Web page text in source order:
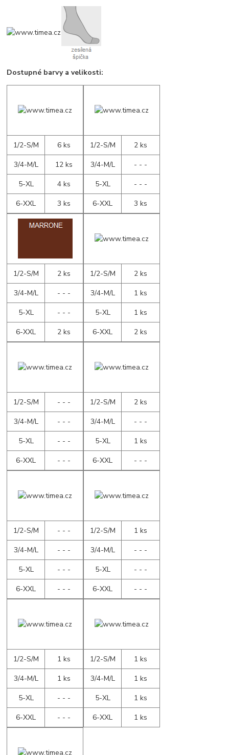
Dostupné barvy a velikosti:
1/2-S/M
6 ks
3/4-M/L
12 ks
5-XL
4 ks
6-XXL
3 ks
1/2-S/M
2 ks
3/4-M/L
- - -
5-XL
- - -
6-XXL
3 ks
1/2-S/M
2 ks
3/4-M/L
- - -
5-XL
- - -
6-XXL
2 ks
1/2-S/M
2 ks
3/4-M/L
1 ks
5-XL
1 ks
6-XXL
2 ks
1/2-S/M
- - -
3/4-M/L
- - -
5-XL
- - -
6-XXL
- - -
1/2-S/M
2 ks
3/4-M/L
- - -
5-XL
1 ks
6-XXL
- - -
1/2-S/M
- - -
3/4-M/L
- - -
5-XL
- - -
6-XXL
- - -
1/2-S/M
1 ks
3/4-M/L
- - -
5-XL
- - -
6-XXL
- - -
1/2-S/M
1 ks
3/4-M/L
1 ks
5-XL
- - -
6-XXL
- - -
1/2-S/M
1 ks
3/4-M/L
1 ks
5-XL
1 ks
6-XXL
1 ks